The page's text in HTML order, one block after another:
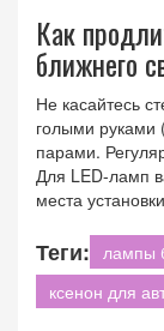
Как
ближнего
Не касайтесь
голыми руками
парами.
Для LED-ламп
места
Теги: лампы
ксенон для